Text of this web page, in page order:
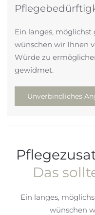
Ein langes,
wünschen wir Ihnen
Würde zu
gewidmet.
Unverbindliches
Das
Ein langes,
wünschen